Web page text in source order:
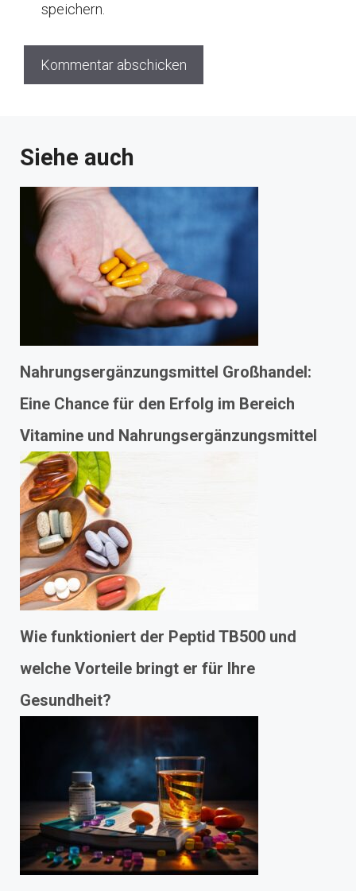
speichern.
Siehe auch
Nahrungsergänzungsmittel Großhandel:
Eine Chance für den Erfolg im Bereich
Vitamine und Nahrungsergänzungsmittel
Wie funktioniert der Peptid TB500 und
welche Vorteile bringt er für Ihre
Gesundheit?